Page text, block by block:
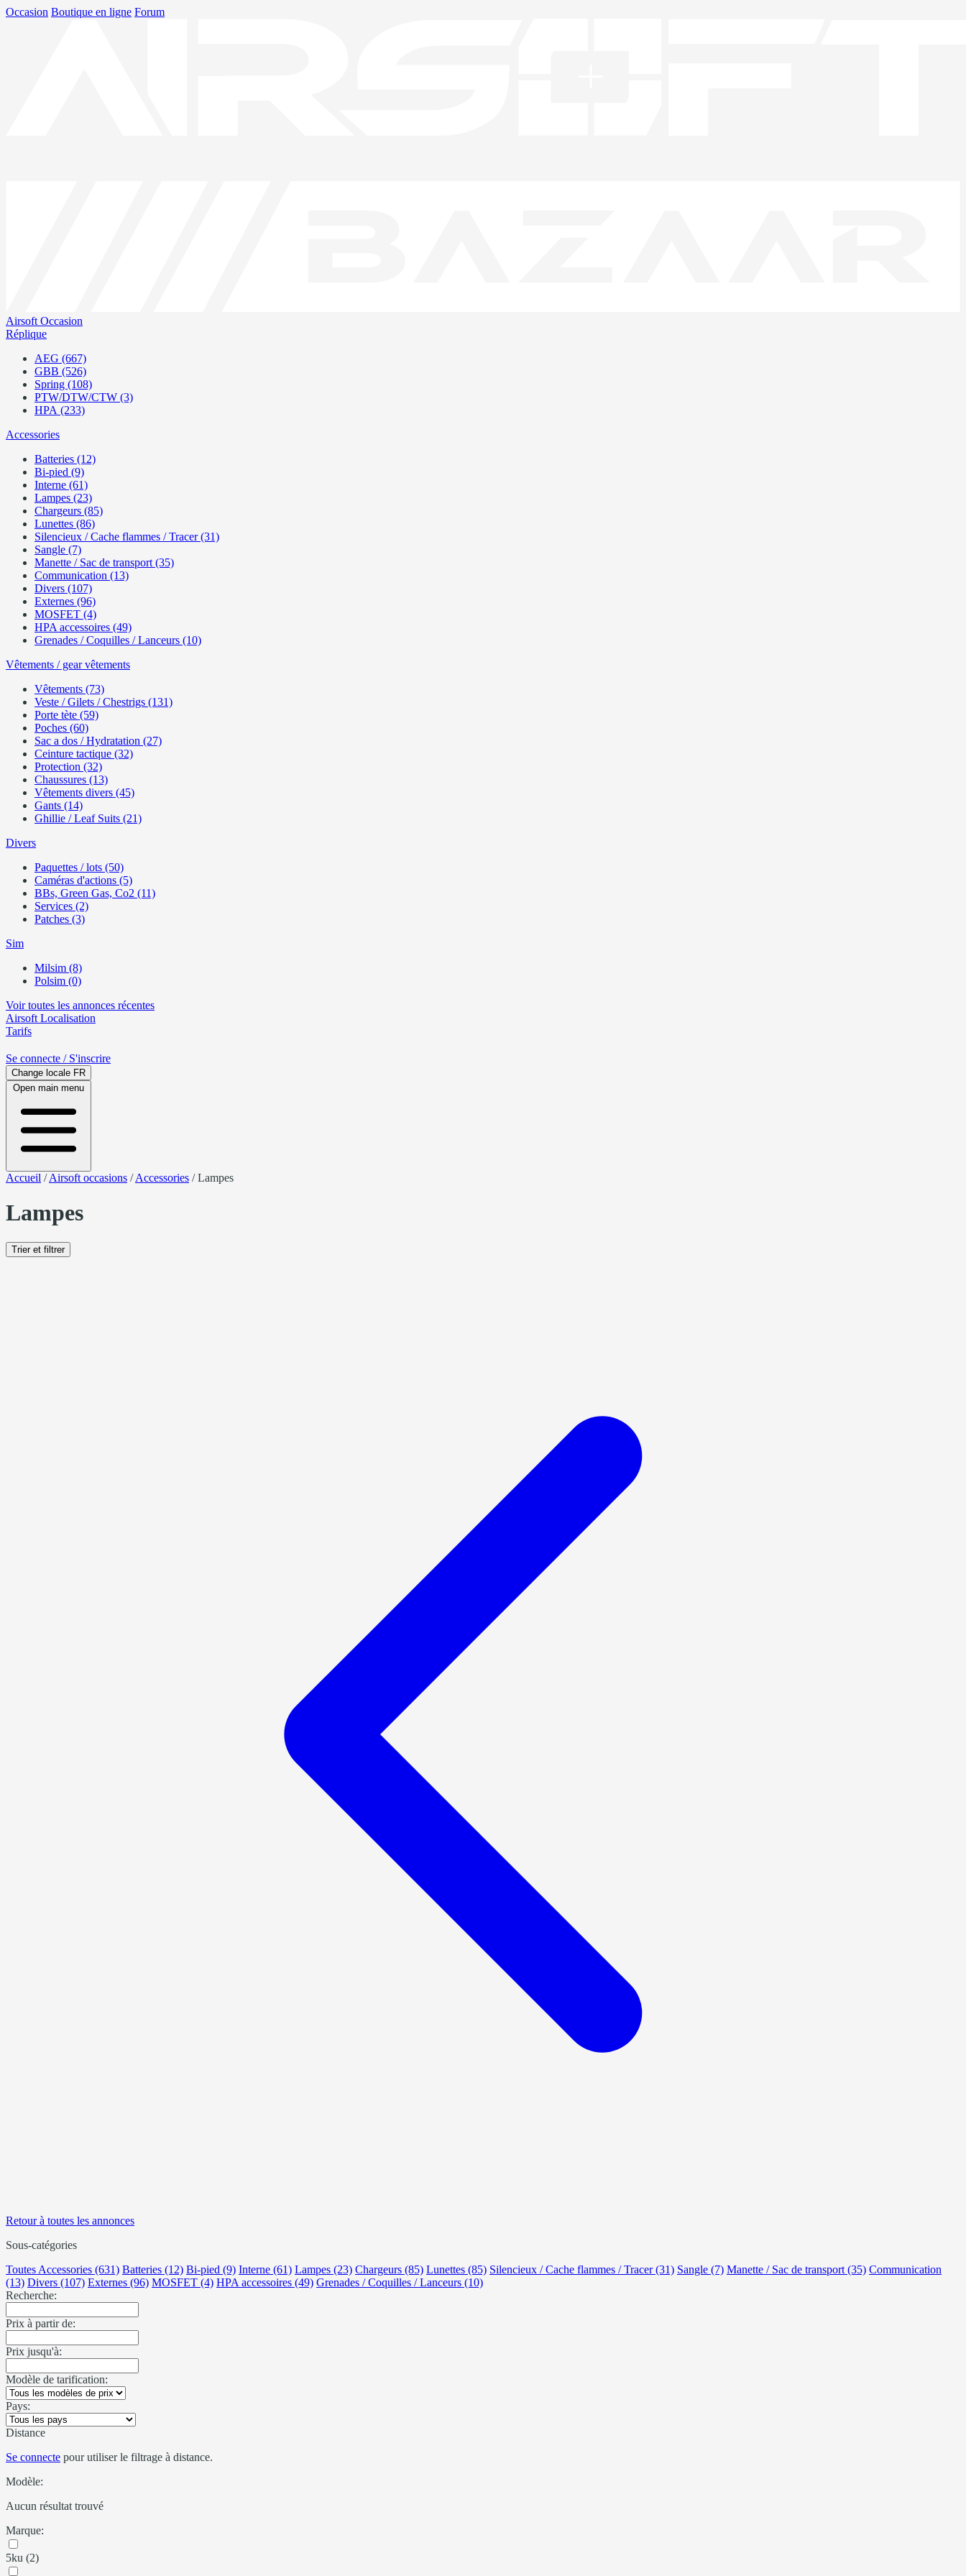
Occasion Boutique en ligne Forum
Airsoft Occasion
Réplique
AEG (667)
GBB (526)
Spring (108)
PTW/DTW/CTW (3)
HPA (233)
Accessories
Batteries (12)
Bi-pied (9)
Interne (61)
Lampes (23)
Chargeurs (85)
Lunettes (86)
Silencieux / Cache flammes / Tracer (31)
Sangle (7)
Manette / Sac de transport (35)
Communication (13)
Divers (107)
Externes (96)
MOSFET (4)
HPA accessoires (49)
Grenades / Coquilles / Lanceurs (10)
Vêtements / gear vêtements
Vêtements (73)
Veste / Gilets / Chestrigs (131)
Porte tète (59)
Poches (60)
Sac a dos / Hydratation (27)
Ceinture tactique (32)
Protection (32)
Chaussures (13)
Vêtements divers (45)
Gants (14)
Ghillie / Leaf Suits (21)
Divers
Paquettes / lots (50)
Caméras d'actions (5)
BBs, Green Gas, Co2 (11)
Services (2)
Patches (3)
Sim
Milsim (8)
Polsim (0)
Voir toutes les annonces récentes
Airsoft Localisation
Tarifs
Se connecte / S'inscrire
Change locale FR
Open main menu
Accueil /Airsoft occasions /Accessories /Lampes
Lampes
Trier et filtrer
Retour à toutes les annonces
Sous-catégories
Toutes Accessories (631) Batteries (12) Bi-pied (9) Interne (61) Lampes (23) Chargeurs (85) Lunettes (85) Silencieux / Cache flammes / Tracer (31) Sangle (7) Manette / Sac de transport (35) Communication
(13) Divers (107) Externes (96) MOSFET (4) HPA accessoires (49) Grenades / Coquilles / Lanceurs (10)
Recherche:
Prix à partir de:
Prix jusqu'à:
Modèle de tarification:
Pays:
Distance
Se connecte pour utiliser le filtrage à distance.
Modèle:
Aucun résultat trouvé
Marque:
5ku (2)